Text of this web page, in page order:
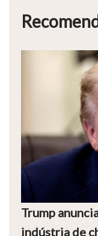
Trump
indústria de